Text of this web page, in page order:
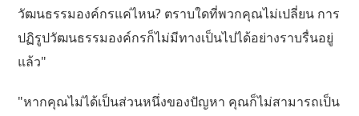
วัฒนธรรมองค์กรแค่ไหน? ตราบใดที่พวกคุณไม่เปลี่ยน การ
ปฏิรูปวัฒนธรรมองค์กรก็ไม่มีทางเป็นไปได้อย่างราบรื่นอยู่
แล้ว"
"หากคุณไม่ได้เป็นส่วนหนึ่งของปัญหา คุณก็ไม่สามารถเป็น